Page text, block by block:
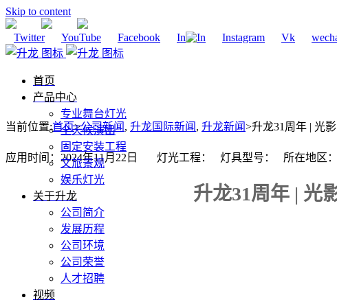
Skip to content
Twitter YouTube Facebook In Instagram Vk
首页
产品中心
专业舞台灯光
全天候演出
固定安装工程
文旅景观
娱乐灯光
关于升龙
公司简介
发展历程
公司环境
公司荣誉
人才招聘
视频
当前位置:首页>公司新闻 , 升龙国际新闻 , 升龙新闻>升龙31周年 | 光
应用时间：2024年11月22日 灯光工程： 灯具型号： 所在地区
升龙31周年 | 光